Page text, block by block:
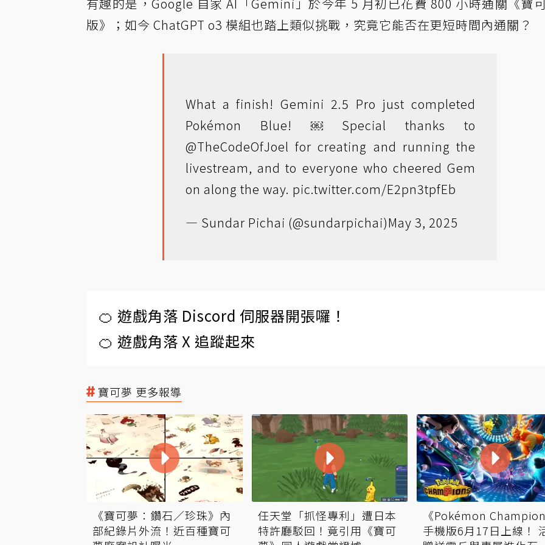
版》；如今 ChatGPT o3 模組也踏上類似挑戰，究竟它能否在更短時間內通關？
What a finish! Gemini 2.5 Pro just completed
Pokémon Blue! ￼ Special thanks to
@TheCodeOfJoel for creating and running the
livestream, and to everyone who cheered Gem
on along the way. pic.twitter.com/E2pn3tpfEb
— Sundar Pichai (@sundarpichai)May 3, 2025
🍊 遊戲角落 Discord 伺服器開張囉！
🍊 遊戲角落 X 追蹤起來
寶可夢 更多報導
《寶可夢：鑽石／珍珠》內
部紀錄片外流！近百種寶可
任天堂「抓怪專利」遭日本
特許廳駁回！竟引用《寶可
《Pokémon
手機版6月17日上線！